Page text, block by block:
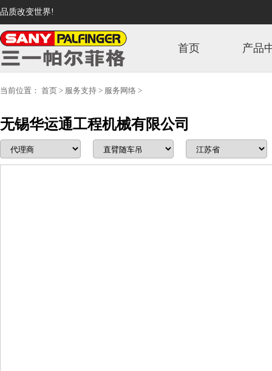
品质改变世界!
首页 产品
当前位置： 首页 > 服务支持 > 服务网络 >
无锡华运通工程机械有限公司